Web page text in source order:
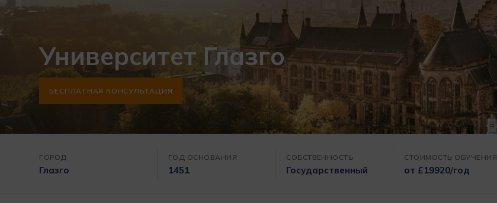
Университет Глазго
БЕСПЛАТНАЯ КОНСУЛЬТАЦИЯ
ГОРОД
Глазго
ГОД ОСНОВАНИЯ
1451
СОБСТВЕННОСТЬ
Государственный
СТОИМОСТЬ ОБУЧЕНИЯ
от £19920/год